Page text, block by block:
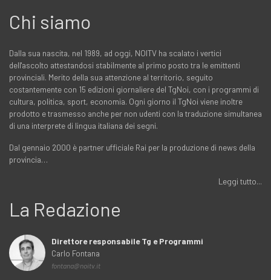
Chi siamo
Dalla sua nascita, nel 1989, ad oggi, NOITV ha scalato i vertici
dell'ascolto attestandosi stabilmente al primo posto tra le emittenti
provinciali. Merito della sua attenzione al territorio, seguito
costantemente con 15 edizioni giornaliere del TgNoi, con i programmi di
cultura, politica, sport, economia. Ogni giorno il TgNoi viene inoltre
prodotto e trasmesso anche per non udenti con la traduzione simultanea
di una interprete di lingua italiana dei segni.
Dal gennaio 2000 è partner ufficiale Rai per la produzione di news della
provincia…
Leggi tutto...
La Redazione
Direttore responsabile Tg e Programmi
Carlo Fontana
fontana@noitv.it